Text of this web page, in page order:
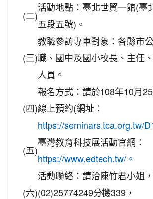
(二)
活動地點：臺北世貿一館(臺
五段五號)。
(三)
教職參訪專車對象：各縣市
職、國中及國小校長、主任
人員。
(四)
報名方式：請於108年10月
線上預約(網址：
https://seminars.tca.org.tw/
(五)
臺灣教育科技展活動官網：
https://www.edtech.tw/。
(六)
活動聯絡：請洽陳竹君小姐
(02)25774249分機339，